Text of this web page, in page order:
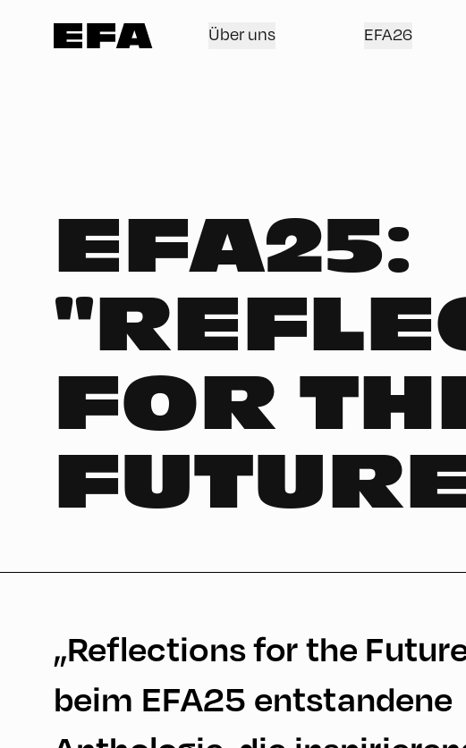
Über uns EFA26
EFA25:
FOR
„Reflections for the
beim EFA25 entstandene